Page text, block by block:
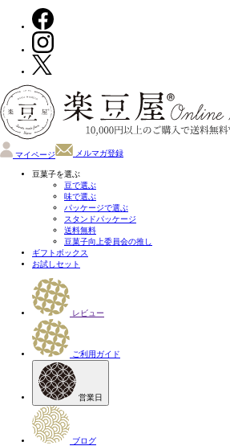
マイページ メルマガ登録
豆菓子を選ぶ
豆で選ぶ
味で選ぶ
パッケージで選ぶ
スタンドパッケージ
送料無料
豆菓子向上委員会の推し
ギフトボックス
お試しセット
レビュー
ご利用ガイド
営業日
ブログ